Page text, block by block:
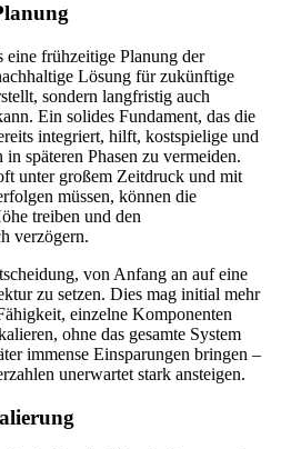
eine frühzeitige Planung der
Lösung für zukünftige
sondern langfristig auch
Ein solides Fundament, das die
integriert, hilft, kostspielige und
späteren Phasen zu vermeiden.
unter großem Zeitdruck und mit
müssen, können die
treiben und den
verzögern.
von Anfang an auf eine
zu setzen. Dies mag initial mehr
einzelne Komponenten
ohne das gesamte System
immense Einsparungen bringen –
unerwartet stark ansteigen.